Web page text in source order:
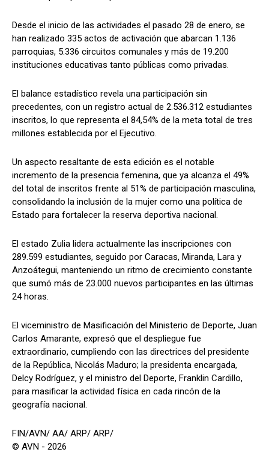
Desde el inicio de las actividades el pasado 28 de enero, se
han realizado 335 actos de activación que abarcan 1.136
parroquias, 5.336 circuitos comunales y más de 19.200
instituciones educativas tanto públicas como privadas.
El balance estadístico revela una participación sin
precedentes, con un registro actual de 2.536.312 estudiantes
inscritos, lo que representa el 84,54% de la meta total de tres
millones establecida por el Ejecutivo.
Un aspecto resaltante de esta edición es el notable
incremento de la presencia femenina, que ya alcanza el 49%
del total de inscritos frente al 51% de participación masculina,
consolidando la inclusión de la mujer como una política de
Estado para fortalecer la reserva deportiva nacional.
El estado Zulia lidera actualmente las inscripciones con
289.599 estudiantes, seguido por Caracas, Miranda, Lara y
Anzoátegui, manteniendo un ritmo de crecimiento constante
que sumó más de 23.000 nuevos participantes en las últimas
24 horas.
El viceministro de Masificación del Ministerio de Deporte, Juan
Carlos Amarante, expresó que el despliegue fue
extraordinario, cumpliendo con las directrices del presidente
de la República, Nicolás Maduro; la presidenta encargada,
Delcy Rodríguez, y el ministro del Deporte, Franklin Cardillo,
para masificar la actividad física en cada rincón de la
geografía nacional.
FIN/AVN/ AA/ ARP/ ARP/
© AVN - 2026